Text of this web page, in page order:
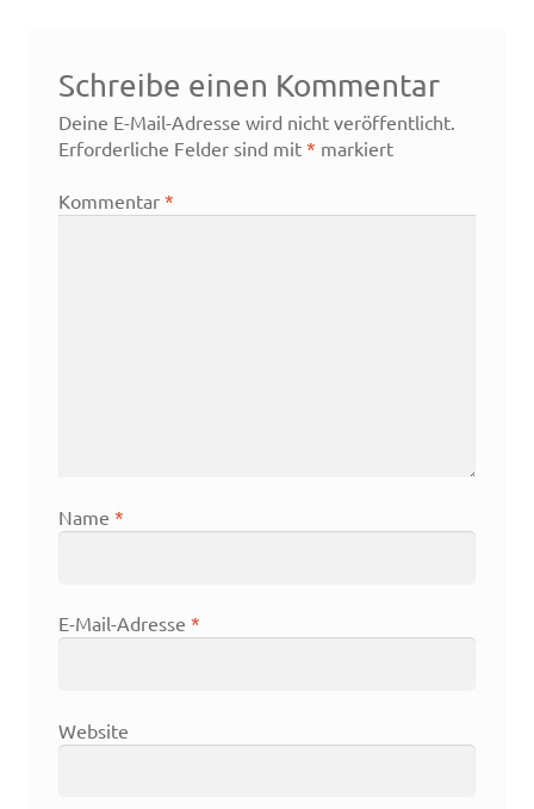
Schreibe einen Kommentar
Deine E-Mail-Adresse wird nicht veröffentlicht.
Erforderliche Felder sind mit * markiert
Kommentar *
Name *
E-Mail-Adresse *
Website